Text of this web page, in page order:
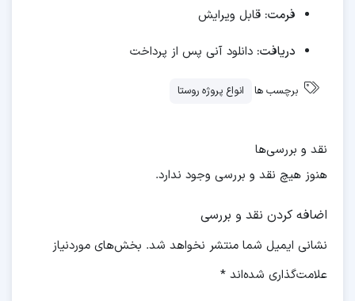
فرمت: قابل ویرایش
دریافت: دانلود آنی پس از پرداخت
برچسب ها انواع پروژه روستا
نقد و بررسی‌ها
هنوز هیچ نقد و بررسی وجود ندارد.
اضافه کردن نقد و بررسی
نشانی ایمیل شما منتشر نخواهد شد. بخش‌های موردنیاز
علامت‌گذاری شده‌اند *